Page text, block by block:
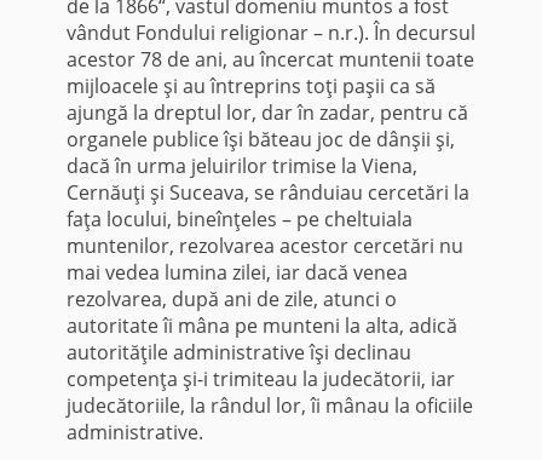
de la 1866“, vastul domeniu muntos a fost
vândut Fondului religionar – n.r.). În decursul
acestor 78 de ani, au încercat muntenii toate
mijloacele şi au întreprins toţi paşii ca să
ajungă la dreptul lor, dar în zadar, pentru că
organele publice îşi băteau joc de dânşii şi,
dacă în urma jeluirilor trimise la Viena,
Cernăuţi şi Suceava, se rânduiau cercetări la
faţa locului, bineînţeles – pe cheltuiala
muntenilor, rezolvarea acestor cercetări nu
mai vedea lumina zilei, iar dacă venea
rezolvarea, după ani de zile, atunci o
autoritate îi mâna pe munteni la alta, adică
autorităţile administrative îşi declinau
competenţa şi-i trimiteau la judecătorii, iar
judecătoriile, la rândul lor, îi mânau la oficiile
administrative.